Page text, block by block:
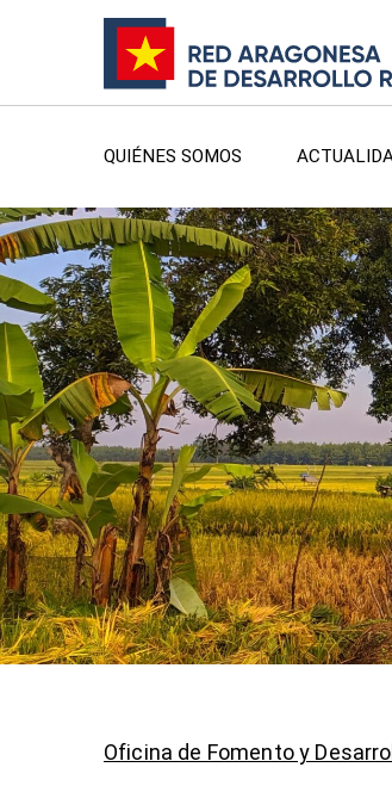
QUIÉNES SOMOS
Oficina de Fomento y